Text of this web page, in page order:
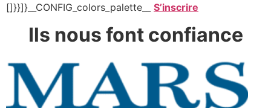
[]}}]}__CONFIG_colors_palette__ S’inscrire
Ils nous fontconfiance